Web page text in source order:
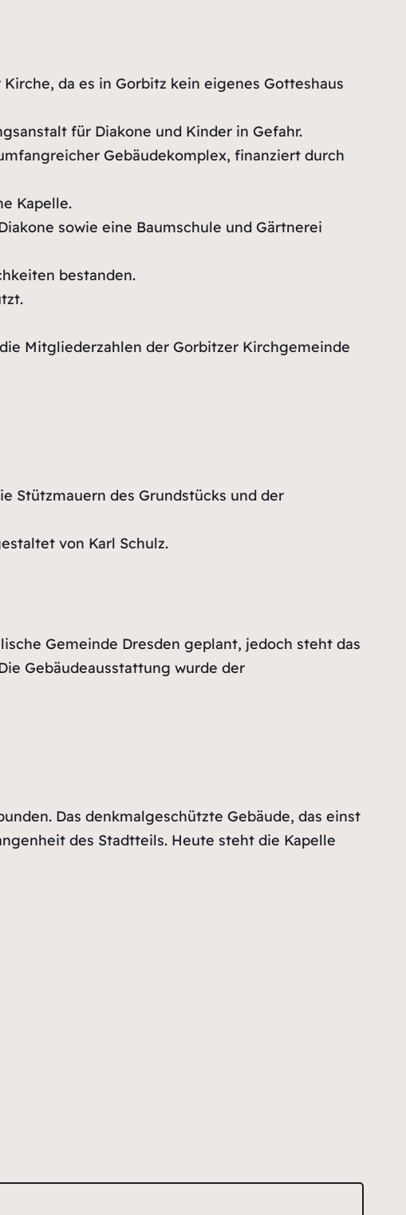
da es in Gorbitz kein eigenes Gotteshaus
für Diakone und Kinder in Gefahr.
Gebäudekomplex, finanziert durch
Kapelle.
sowie eine Baumschule und Gärtnerei
bestanden.
Mitgliederzahlen der Gorbitzer Kirchgemeinde
Stützmauern des Grundstücks und der
von Karl Schulz.
Gemeinde Dresden geplant, jedoch steht das
Gebäudeausstattung wurde der
Das denkmalgeschützte Gebäude, das einst
des Stadtteils. Heute steht die Kapelle